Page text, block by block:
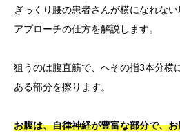
ぎっくり腰の患者さんが横になれな
アプローチの仕方を解説します。
狙うのは腹直筋で、へその指3本分横
ある部分を擦ります。
お腹は、自律神経が豊富な部分で、